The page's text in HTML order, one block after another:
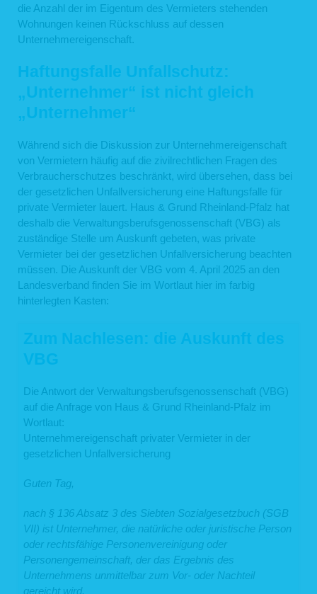
die Anzahl der im Eigentum des Vermieters stehenden
Wohnungen keinen Rückschluss auf dessen
Unternehmereigenschaft.
Haftungsfalle Unfallschutz:
„Unternehmer“ ist nicht gleich
„Unternehmer“
Während sich die Diskussion zur Unternehmereigenschaft
von Vermietern häufig auf die zivilrechtlichen Fragen des
Verbraucherschutzes beschränkt, wird übersehen, dass bei
der gesetzlichen Unfallversicherung eine Haftungsfalle für
private Vermieter lauert. Haus & Grund Rheinland-Pfalz hat
deshalb die Verwaltungsberufsgenossenschaft (VBG) als
zuständige Stelle um Auskunft gebeten, was private
Vermieter bei der gesetzlichen Unfallversicherung beachten
müssen. Die Auskunft der VBG vom 4. April 2025 an den
Landesverband finden Sie im Wortlaut hier im farbig
hinterlegten Kasten:
Zum Nachlesen: die Auskunft des
VBG
Die Antwort der Verwaltungsberufsgenossenschaft (VBG)
auf die Anfrage von Haus & Grund Rheinland-Pfalz im
Wortlaut:
Unternehmereigenschaft privater Vermieter in der
gesetzlichen Unfallversicherung
Guten Tag,
nach § 136 Absatz 3 des Siebten Sozialgesetzbuch (SGB
VII) ist Unternehmer, die natürliche oder juristische Person
oder rechtsfähige Personenvereinigung oder
Personengemeinschaft, der das Ergebnis des
Unternehmens unmittelbar zum Vor- oder Nachteil
gereicht wird.